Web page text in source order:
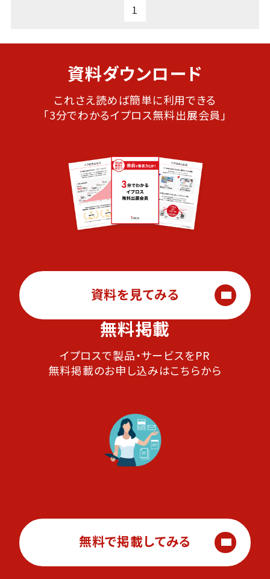
1
資料ダウンロード
これさえ読めば簡単に利用できる
「3分でわかるイプロス無料出展会員」
資料を見てみる
無料掲載
イプロスで製品・サービスをPR
無料掲載のお申し込みはこちらから
無料で掲載してみる